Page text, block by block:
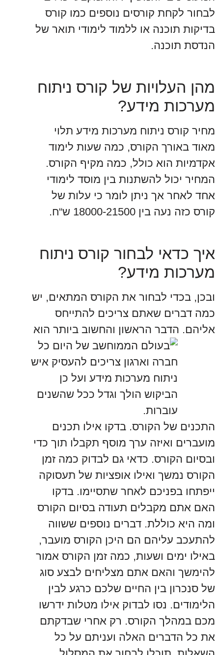
לבחור לקחת קורסים נוספים כמו קורס
בדיקות תוכנה או ללמוד לימודי תואר של
הנדסת תוכנה.
מהן העלויות של קורס ניתוח
מערכות מידע?
מחיר קורס ניתוח מערכות מידע תלוי
מאוד באורך הקורס, כמה שעות לימוד
אקדמיות הוא כולל, כמה מקיף הקורס.
המחיר יכול להשתנות בין מוסד לימודי
אחד לאחר אך ניתן לומר כי עלות של
קורס כזה נעה בין 18000-21500 ש“ח.
איך כדאי לבחור קורס ניתוח
מערכות מידע?
ובכן, בכדי לבחור את הקורס המתאים, יש
כמה דברים שאתם צריכים להתייחס
אליהם. הדבר הראשון והחשוב ביותר הוא
התכנים של הקורס. בדקו אילו תכנים
מועברים ואיזה ערך מוסף תקבלו תוך כדי
ובסיום הקורס. כדאי גם לבדוק כמה זמן
הקורס נמשך ואילו אופציות של תעסוקה
ייפתחו בפניכם לאחר שתסיימו. בדקו
האם אתם מקבלים תעודה בסיום הקורס
ומה היא כוללת. דברים נוספים ששווה
להתעכב עליהם הם היכן הקורס מועבר,
באילו ימים ושעות, כמה זמן הקורס אמור
להימשך והאם אתם מצליחים לבצע סוג
של סנכרון בין החיים שלכם כרגע לבין
הלימודים. נסו לבדוק אילו מטלות ידרשו
מכם במהלך הקורס. רק אחרי שבדקתם
את כל הדברים האלה ועניתם על כל